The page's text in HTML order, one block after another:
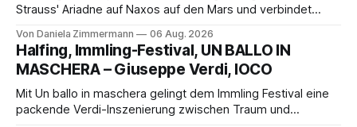
Strauss' Ariadne auf Naxos auf den Mars und verbindet
Aufführung mit starken Solisten und den Wiener
Philharmonikern, szenisch bleibt der zweite Akt jedoch
hinter den Erwartungen zurück.
Von Daniela Zimmermann 06 Aug. 2026
Halfing, Immling-Festival, UN BALLO IN
MASCHERA – Giuseppe Verdi, IOCO
Mit Un ballo in maschera gelingt dem Immling Festival eine
packende Verdi-Inszenierung zwischen Traum und